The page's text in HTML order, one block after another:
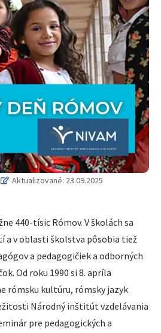
Aktualizované: 23.09.2025
440-tísic Rómov. V školách sa
a v oblasti školstva pôsobia tiež
a pedagogičiek a odborných
Od roku 1990 si 8. apríla
rómsku kultúru, rómsky jazyk
Národný inštitút vzdelávania
pre pedagogických a